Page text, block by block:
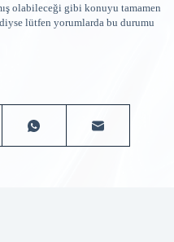
olabileceği gibi konuyu tamamen
lütfen yorumlarda bu durumu